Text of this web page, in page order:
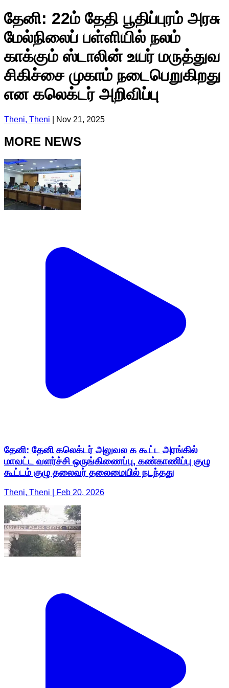
தேனி: 22ம் தேதி பூதிப்புரம் அரசு
மேல்நிலைப் பள்ளியில் நலம்
காக்கும் ஸ்டாலின் உயர் மருத்துவ
சிகிச்சை முகாம் நடைபெறுகிறது
என கலெக்டர் அறிவிப்பு
Theni, Theni Nov 21, 2025
MORE NEWS
தேனி: தேனி கலெக்டர் அலுவல க கூட்ட அரங்கில்
மாவட்ட வளர்ச்சி ஒருங்கிணைப்பு, கண்காணிப்பு குழு
கூட்டம் குழு தலைவர் தலைமையில் நடந்தது
Theni, Theni | Feb 20, 2026